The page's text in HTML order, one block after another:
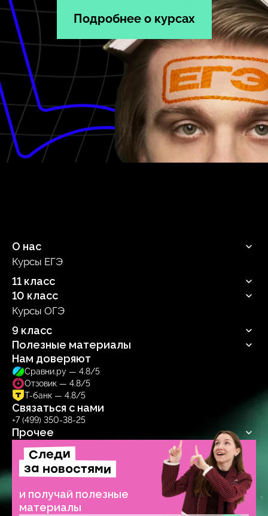
Подробнее о курсах
О нас
Продюсерский центр
Курсы ЕГЭ
11 класс
Русский язык
Профильная математика
Обществознание
Биология
10 класс
Русский язык
Информатика
Обществознание
Биология
Курсы ОГЭ
9 класс
Русский язык
Полезные материалы
Блог
Учебник
Тренажер
Нам доверяют
Сравни.ру — 4.8/5
Отзовик — 4.8/5
Т-банк — 4.8/5
Связаться с нами
+7 (499) 350-38-25
Прочее
Договор-оферта
Политика обработки персональных данных
Образовательная лицензия № Л035‑1271‑78/1277314
Следи
за новостями
и получай полезные
материалы